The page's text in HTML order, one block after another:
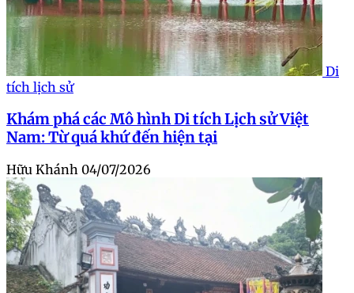
Di
tích lịch sử
Khám phá các Mô hình Di tích Lịch sử Việt
Nam: Từ quá khứ đến hiện tại
Hữu Khánh 04/07/2026